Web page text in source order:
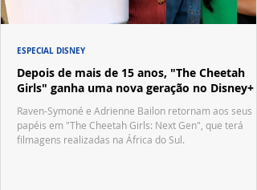
Depois de mais de 15 anos, "The Cheetah
Girls" ganha uma nova geração no Disney+
Raven-Symoné e Adrienne Bailon retornam aos seus
papéis em "The Cheetah Girls: Next Gen", que terá
filmagens realizadas na África do Sul.
ESPECIAL DISNEY